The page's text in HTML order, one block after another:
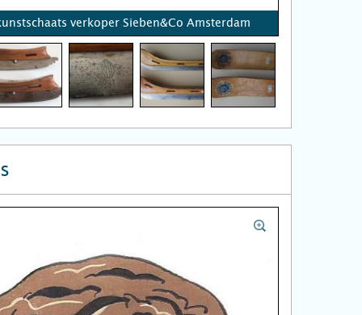
verkoper Sieben&Co Amsterdam